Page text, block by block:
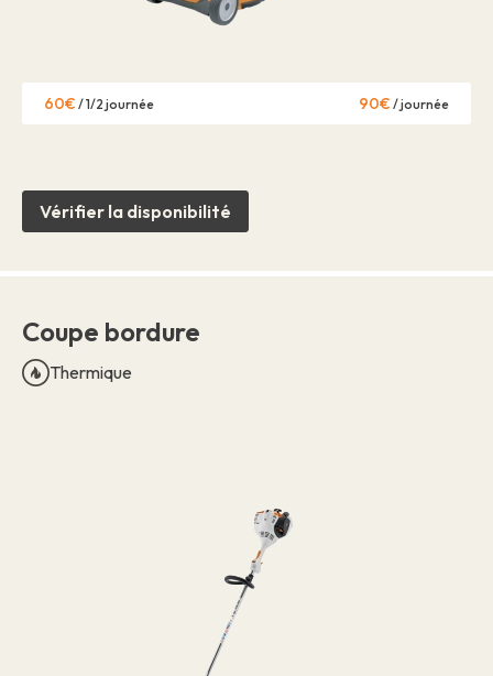
60€ / 1/2 journée 90€ / journée
Vérifier la disponibilité
Coupe bordure
Thermique